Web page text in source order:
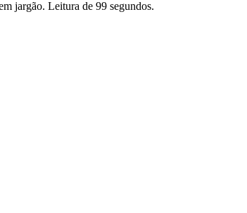
jargão. Leitura de 99 segundos.